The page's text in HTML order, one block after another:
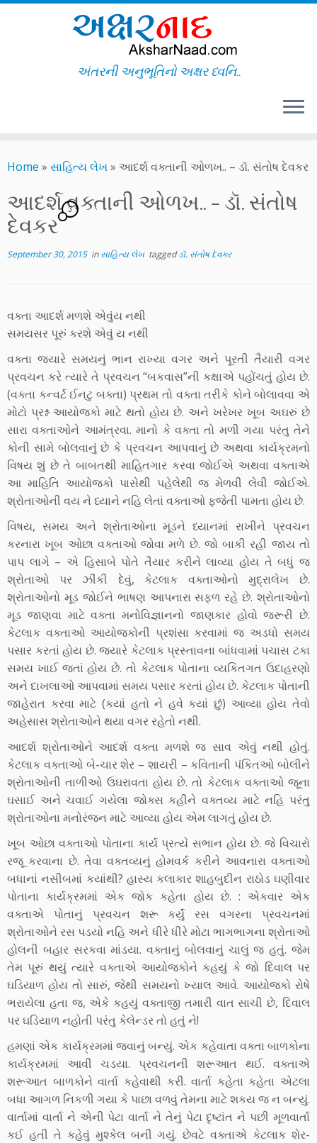
to
અંતરની અનુભૂતિનો અક્ષર ધ્વનિ..
Home » સાહિત્ય લેખ» આદર્શ વક્તાની ઓળખ.. – ડૉ. સંતોષ દેવકર
આદર્શ વક્તાની ઓળખ.. – ડૉ. સંતોષ
દેવકર
3
September 30, 2015inસાહિત્ય લેખ taggedડૉ. સંતોષ દેવકર
વક્તા આદર્શ મળશે એવુંય નથી
સમયસર પૂરું કરશે એવું ય નથી
વક્તા જયારે સમયનું ભાન રાખ્યા વગર અને પૂરતી તૈયારી વગર
પ્રવચન કરે ત્યારે તે પ્રવચન “બકવાસ”ની કક્ષાએ પહોંચતું હોય છે.
(વક્તા કન્વર્ટ ઈનટુ બક્તા) પ્રથમ તો વક્તા તરીકે કોને બોલાવવા એ
મોટો પ્રશ્ન આયોજકો માટે થતો હોય છે. અને ખરેખર ખૂબ અઘરું છે
સારા વક્તાઓને આમંત્રવા. માનો કે વક્તા તો મળી ગયા પરંતુ તેને
કોની સામે બોલવાનું છે કે પ્રવચન આપવાનું છે અથવા કાર્યક્રમનો
વિષય શું છે તે બાબતથી માહિતગાર કરવા જોઈએ અથવા વક્તાએ
આ માહિતિ આયોજકો પાસેથી પહેલેથી જ મેળવી લેવી જોઈએ.
શ્રોતાઓની વય ને ધ્યાને નહિ લેતાં વક્તાઓ ફજેતી પામતા હોય છે.
વિષય, સમય અને શ્રોતાઓના મૂડને ધ્યાનમાં રાખીને પ્રવચન
કરનારા ખૂબ ઓછા વક્તાઓ જોવા મળે છે. જો બાકી રહી જાય તો
પાપ લાગે – એ હિસાબે પોતે તૈયાર કરીને લાવ્યા હોય તે બધું જ
શ્રોતાઓ પર ઝીંકી દેવું, કેટલાક વક્તાઓનો મુદ્રાલેખ છે.
શ્રોતાઓનો મૂડ જોઈને ભાષણ આપનારા સફળ રહે છે. શ્રોતાઓનો
મૂડ જાણવા માટે વક્તા મનોવિજ્ઞાનનો જાણકાર હોવો જરૂરી છે.
કેટલાક વક્તાઓ આયોજકોની પ્રશંસા કરવામાં જ અડધો સમય
પસાર કરતાં હોય છે. જયારે કેટલાક પ્રસ્તાવના બાંધવામાં પચાસ ટકા
સમય ખાઈ જતાં હોય છે. તો કેટલાક પોતાના વ્યકિતગત ઉદાહરણો
અને દાખલાઓ આપવામાં સમય પસાર કરતાં હોય છે. કેટલાક પોતાની
જાહેરાત કરવા માટે (કયાં હતો ને હવે કયાં છું) આવ્યા હોય તેવો
અહેસાસ શ્રોતાઓને થયા વગર રહેતો નથી.
આદર્શ શ્રોતાઓને આદર્શ વક્તા મળશે જ સાવ એવું નથી હોતું.
કેટલાક વક્તાઓ બે-ચાર શેર – શાયરી – કવિતાની પંકિતઓ બોલીને
શ્રોતાઓની તાળીઓ ઉઘરાવતા હોય છે. તો કેટલાક વક્તાઓ જૂના
ઘસાઈ અને ચવાઈ ગયેલા જોક્સ કહીને વક્તવ્ય માટે નહિ પરંતુ
શ્રોતાઓના મનોરંજન માટે આવ્યા હોય એમ લાગતું હોય છે.
ખૂબ ઓછા વક્તાઓ પોતાના કાર્ય પ્રત્યે સભાન હોય છે. જે વિચારો
રજૂ કરવાના છે. તેવા વક્તવ્યનું હોમવર્ક કરીને આવનારા વક્તાઓ
બધાનાં નસીબમાં કયાંથી? હાસ્ય કલાકાર શાહબુદીન રાઠોડ ઘણીવાર
પોતાના કાર્યક્રમમાં એક જોક કહેતા હોય છે. : એકવાર એક
વક્તાએ પોતાનું પ્રવચન શરૂ કર્યું રસ વગરના પ્રવચનમાં
શ્રોતાઓને રસ પડયો નહિ અને ધીરે ધીરે મોટા ભાગભાગના શ્રોતાઓ
હોલની બહાર સરકવા માંડયા. વક્તાનું બોલવાનું ચાલું જ હતું. જેમ
તેમ પૂરું થયું ત્યારે વક્તાએ આયોજકોને કહયું કે જો દિવાલ પર
ઘડિયાળ હોય તો સારું, જેથી સમયનો ખ્યાલ આવે. આયોજકો રોષે
ભરાયેલા હતા જ, એકે કહયું વક્તાજી તમારી વાત સાચી છે, દિવાલ
પર ઘડિયાળ નહોતી પરંતુ કેલેન્ડર તો હતું ને!
હમણાં એક કાર્યક્રમમાં જવાનું બન્યું. એક કહેવાતા વક્તા બાળકોના
કાર્યક્રમમાં આવી ચડયા. પ્રવચનની શરૂઆત થઈ. વક્તાએ
શરૂઆત બાળકોને વાર્તા કહેવાથી કરી. વાર્તા કહેતા કહેતા એટલા
બધા આગળ નિકળી ગયા કે પાછા વળવું તેમના માટે શકય જ ન બન્યું.
વાર્તામાં વાર્તા ને એની પેટા વાર્તા ને તેનું પેટા દૃષ્ટાંત ને પછી મૂળવાર્તા
કઈ હતી તે કહેવું મુશ્કેલ બની ગયું. છેવટે વક્તાએ કેટલાક શેર-